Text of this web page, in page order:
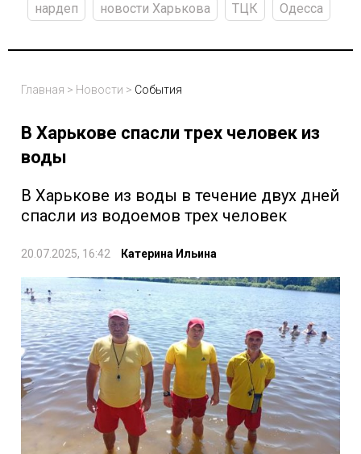
нардеп
новости Харькова ТЦК Одесса
Главная > Новости > События
В Харькове спасли трех человек из
воды
В Харькове из воды в течение двух дней
спасли из водоемов трех человек
20.07.2025, 16:42 Катерина Ильина